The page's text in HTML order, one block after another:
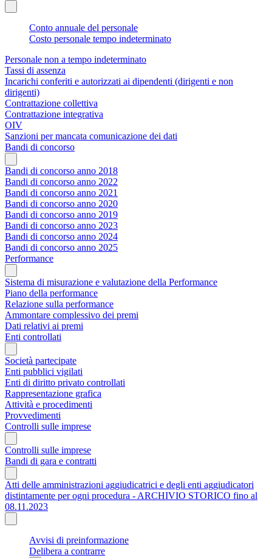
Conto annuale del personale
Costo personale tempo indeterminato
Personale non a tempo indeterminato
Tassi di assenza
Incarichi conferiti e autorizzati ai dipendenti (dirigenti e non
dirigenti)
Contrattazione collettiva
Contrattazione integrativa
OIV
Sanzioni per mancata comunicazione dei dati
Bandi di concorso
Bandi di concorso anno 2018
Bandi di concorso anno 2022
Bandi di concorso anno 2021
Bandi di concorso anno 2020
Bandi di concorso anno 2019
Bandi di concorso anno 2023
Bandi di concorso anno 2024
Bandi di concorso anno 2025
Performance
Sistema di misurazione e valutazione della Performance
Piano della performance
Relazione sulla performance
Ammontare complessivo dei premi
Dati relativi ai premi
Enti controllati
Società partecipate
Enti pubblici vigilati
Enti di diritto privato controllati
Rappresentazione grafica
Attività e procedimenti
Provvedimenti
Controlli sulle imprese
Controlli sulle imprese
Bandi di gara e contratti
Atti delle amministrazioni aggiudicatrici e degli enti aggiudicatori
distintamente per ogni procedura - ARCHIVIO STORICO fino al
08.11.2023
Avvisi di preinformazione
Delibera a contrarre